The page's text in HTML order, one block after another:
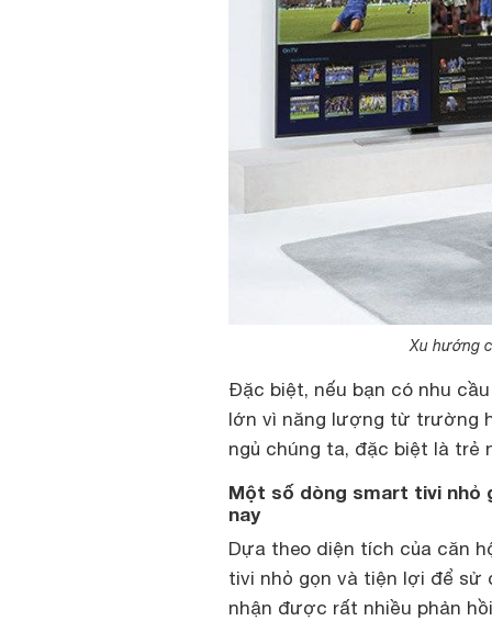
Xu hướng
Đặc biệt, nếu bạn có nhu
lớn vì năng lượng từ trường
ngủ chúng ta, đặc biệt là trẻ
Một số dòng smart tivi
nay
Dựa theo diện tích của căn
tivi nhỏ gọn và tiện lợi để sử
nhận được rất nhiều phản